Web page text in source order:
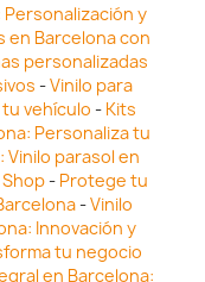
y
en Barcelona con
personalizadas
-Vinilo para
vehículo - Kits
Personaliza tu
parasol en
- Protege tu
-Vinilo
Innovación y
tu negocio
en Barcelona: